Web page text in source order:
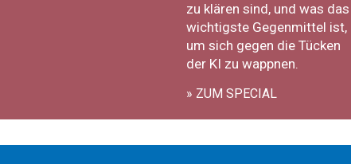
zu klären sind, und was das
wichtigste Gegenmittel ist,
um sich gegen die Tücken
der KI zu wappnen.
» ZUM SPECIAL